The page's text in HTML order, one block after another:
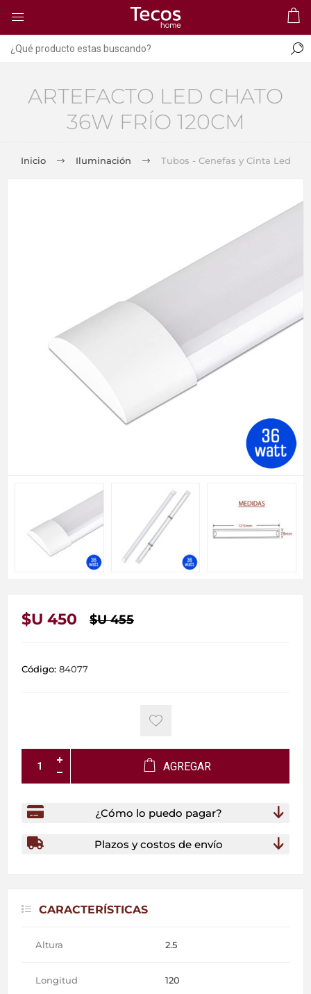
ARTEFACTO LED CHATO
36W FRÍO 120CM
Inicio Iluminación Tubos - Cenefas y Cinta Led
$U 450 $U 455
Código: 84077
AGREGAR
¿Cómo lo puedo pagar?
Plazos y costos de envío
CARACTERÍSTICAS
Altura 2.5
Longitud 120